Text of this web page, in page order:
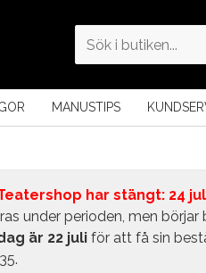
MANUSTIPS
har stängt: 24
under perioden, men börjar
är 22 juli för att få sin